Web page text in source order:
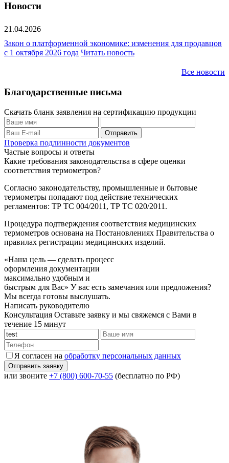
Новости
21.04.2026
Закон о платформенной экономике: изменения для продавцов
с 1 октября 2026 года Читать новость
Все новости
Благодарственные письма
Скачать бланк заявления на сертификацию продукции
Проверка подлинности документов
Частые вопросы и ответы
Какие требования законодательства в сфере оценки
соответствия термометров?
Согласно законодательству, промышленные и бытовые
термометры попадают под действие технических
регламентов: ТР ТС 004/2011, ТР ТС 020/2011.
Процедура подтверждения соответствия медицинских
термометров основана на Постановлениях Правительства о
правилах регистрации медицинских изделий.
«Наша цель — сделать процесс
оформления документации
максимально удобным и
быстрым для Вас» У вас есть замечания или предложения?
Мы всегда готовы выслушать.
Написать руководителю
Консультация Оставьте заявку и мы свяжемся с Вами в
течение 15 минут
Я согласен на обработку персональных данных
или звоните +7 (800) 600-70-55 (бесплатно по РФ)